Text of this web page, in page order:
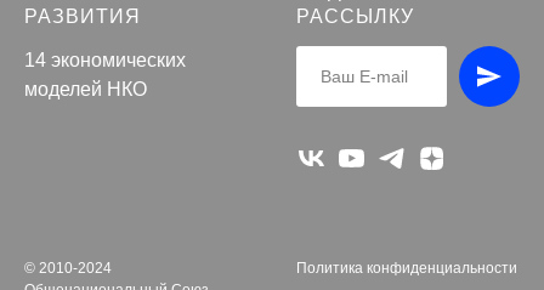
РАЗВИТИЯ
14 экономических
моделей НКО
РАССЫЛКУ
© 2010-2024
Политика конфиденциальности